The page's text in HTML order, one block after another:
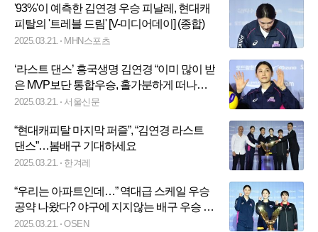
'93%'이 예측한 김연경 우승 피날레, 현대캐
피탈의 '트레블 드림' [V-미디어데이] (종합)
2025.03.21. MHN스포츠
‘라스트 댄스’ 흥국생명 김연경 “이미 많이 받
은 MVP보단 통합우승, 홀가분하게 떠나겠
다”
2025.03.21. 서울신문
“현대캐피탈 마지막 퍼즐”, “김연경 라스트
댄스”…봄배구 기대하세요
2025.03.21. 한겨레
“우리는 아파트인데…” 역대급 스케일 우승
공약 나왔다? 야구에 지지않는 배구 우승 공
약 [미디어데이]
2025.03.21. OSEN